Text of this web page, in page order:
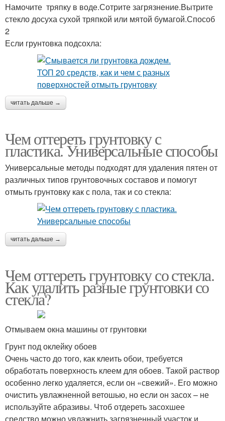
Намочите тряпку в воде.Сотрите загрязнение.Вытрите
стекло досуха сухой тряпкой или мятой бумагой.Способ
2
Если грунтовка подсохла:
читать дальше →
Чем оттереть грунтовку с
пластика. Универсальные способы
Универсальные методы подходят для удаления пятен от
различных типов грунтовочных составов и помогут
отмыть грунтовку как с пола, так и со стекла:
читать дальше →
Чем оттереть грунтовку со стекла.
Как удалить разные грунтовки со
стекла?
Отмываем окна машины от грунтовки
Грунт под оклейку обоев
Очень часто до того, как клеить обои, требуется
обработать поверхность клеем для обоев. Такой раствор
особенно легко удаляется, если он «свежий». Его можно
очистить увлажненной ветошью, но если он засох – не
используйте абразивы. Чтоб отдереть засохшее
средство можно увлажнить загрязненный участок и